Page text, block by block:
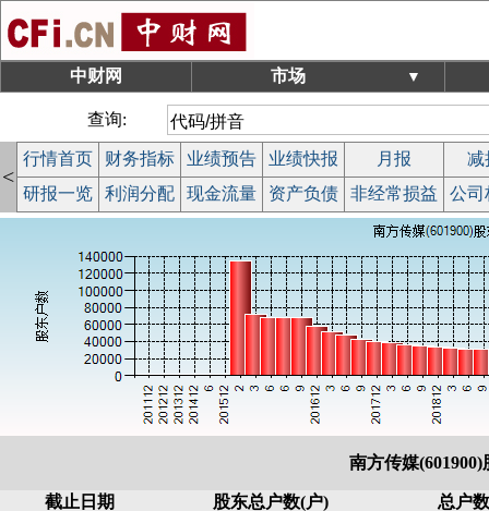
中财网 市场 ▼
查询:
<
行情首页 财务指标 业绩预告 业绩快报 月报
减
研报一览
利润分配 现金流量 资产负债 非经常损益 公司
南方传媒(601900)
截止日期 股东总户数(户)
总户